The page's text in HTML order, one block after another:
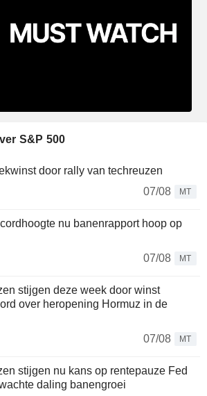
S&P 500
door rally van techreuzen
07/08
MT
nu banenrapport hoop op
07/08
MT
stijgen deze week door winst
over heropening Hormuz in de
07/08
MT
stijgen nu kans op rentepauze Fed
daling banengroei